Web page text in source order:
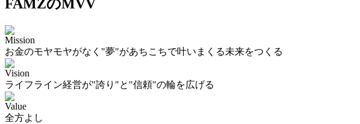
FAMZのMVV
Mission
お金のモヤモヤがなく"夢"があちこちで叶いまくる未来をつくる
Vision
ライフライン経営が"誇り"と"信頼"の輪を広げる
Value
全方よし